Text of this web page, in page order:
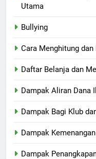
Utama
Bullying
Cara Menghitung
Daftar Belanja dan
Dampak Aliran Dana
Dampak Bagi Klub
Dampak
Dampak